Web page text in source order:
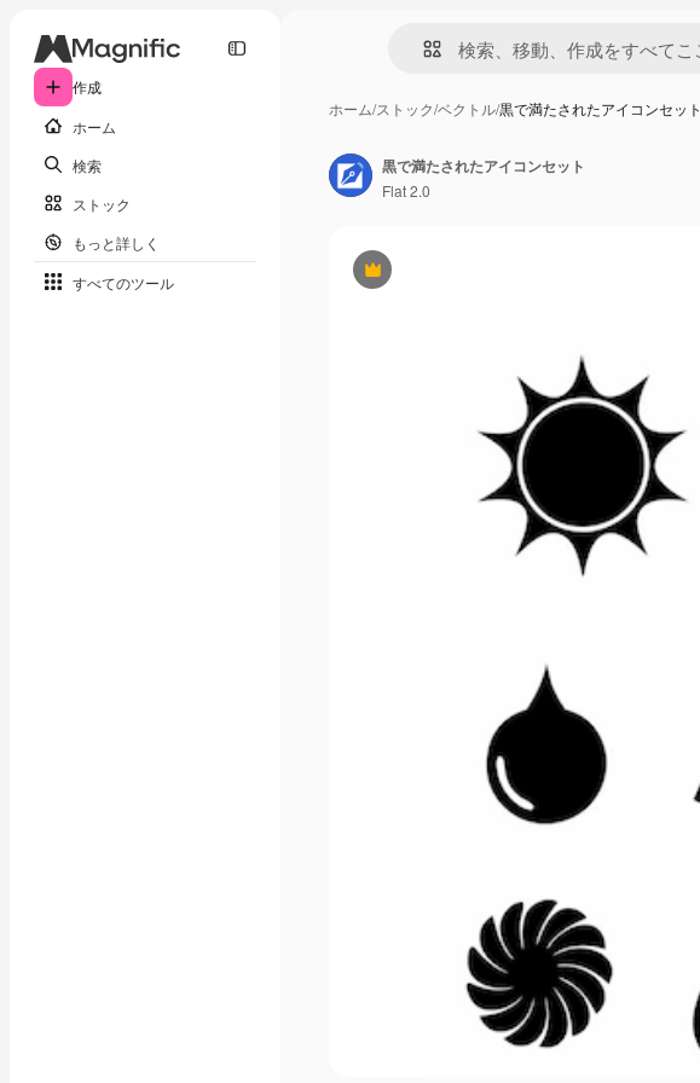
作成
ホーム
検索
ストック
もっと詳しく
すべてのツール
ホーム/ストック/ベクトル/黒で満たされたアイコンセット
Premium
黒で満たされたアイコンセット
Flat 2.0